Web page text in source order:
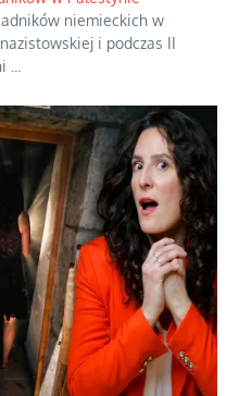
niemieckich w
i podczas II